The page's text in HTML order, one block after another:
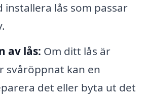
installera lås som passar
av lås: Om ditt lås är
svåröppnat kan en
det eller byta ut det